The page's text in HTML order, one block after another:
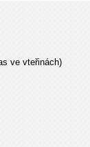
ve vteřinách)